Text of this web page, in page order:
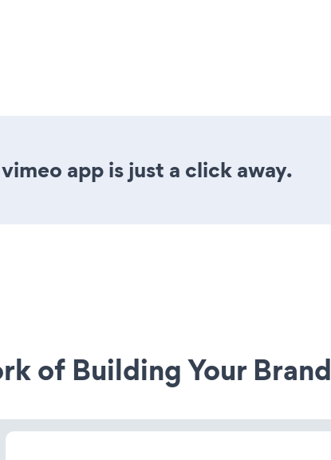
app is just a click away.
of Building Your Brand